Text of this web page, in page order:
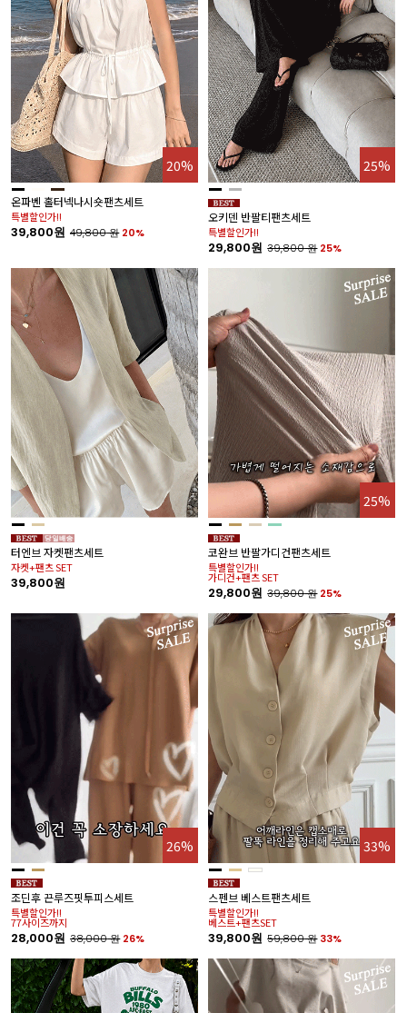
20%
온파벤 홀터넥나시숏팬츠세트
특별할인가!!
39,800원 49,800원 20%
25%
오키덴 반팔티팬츠세트
특별할인가!!
29,800원 39,800원 25%
터엔브 자켓팬츠세트
자켓+팬츠 SET
39,800원
25%
코완브 반팔가디건팬츠세트
특별할인가!!
가디건+팬츠 SET
29,800원 39,800원 25%
26%
조딘후 끈루즈핏투피스세트
특별할인가!!
77사이즈까지
28,000원 38,000원 26%
33%
스펜브 베스트팬츠세트
특별할인가!!
베스트+팬츠SET
39,800원 59,800원 33%